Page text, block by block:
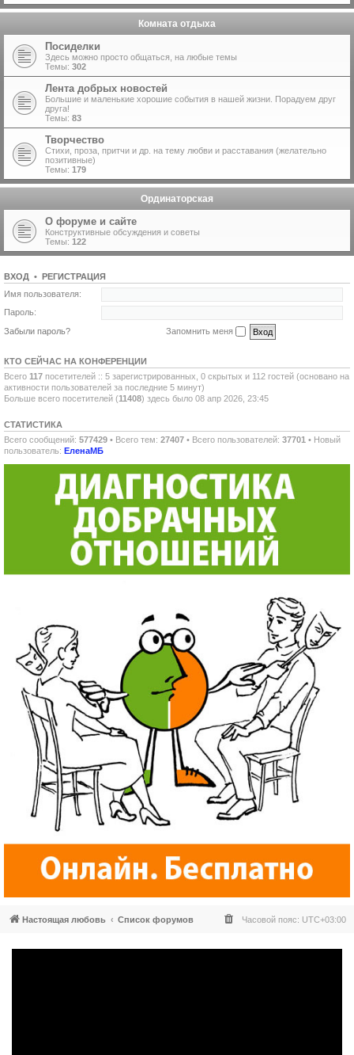
Комната отдыха
Посиделки
Здесь можно просто общаться, на любые темы
Темы: 302
Лента добрых новостей
Большие и маленькие хорошие события в нашей жизни. Порадуем друг
друга!
Темы: 83
Творчество
Стихи, проза, притчи и др. на тему любви и расставания (желательно
позитивные)
Темы: 179
Ординаторская
О форуме и сайте
Конструктивные обсуждения и советы
Темы: 122
ВХОД • РЕГИСТРАЦИЯ
Имя пользователя:
Пароль:
Забыли пароль?
Запомнить меня
КТО СЕЙЧАС НА КОНФЕРЕНЦИИ
Всего 117 посетителей :: 5 зарегистрированных, 0 скрытых и 112 гостей (основано на
активности пользователей за последние 5 минут)
Больше всего посетителей (11408) здесь было 08 апр 2026, 23:45
СТАТИСТИКА
Всего сообщений: 577429 • Всего тем: 27407 • Всего пользователей: 37701 • Новый
пользователь: ЕленаМБ
Настоящая любовь Список форумов Часовой пояс: UTC+03:00